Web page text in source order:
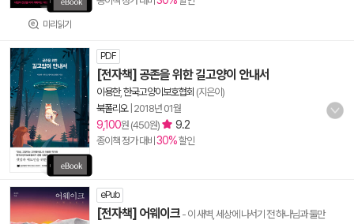
미리읽기
PDF
[전자책] 공존을 위한 길고양이 안내서
이용한,한국고양이보호협회 (지은이)
북폴리오| 2018년 01월
9,100원 (450원) 9.2
종이책 정가 대비 30%할인
ePub
[전자책] 어웨이크 - 이 새벽, 세상에 나서기 전 하나님과 둘만